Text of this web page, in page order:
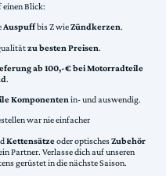
einen Blick:
Auspuffbis Z wieZündkerzen.
zu besten Preisen.
ab 100,-€ bei Motorradteile
.
Komponentenin- und auswendig.
war nie einfacher
Kettensätzeoder optischesZubehör
Partner. Verlasse dich auf unseren
gerüstet in die nächste Saison.